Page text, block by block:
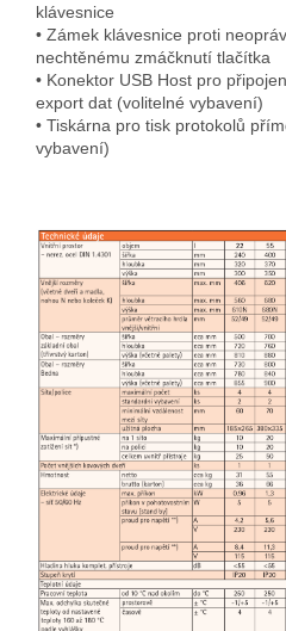
klávesnice
• Zámek klávesnice proti
nechtěnému zmáčknutí tlačítka
• Konektor USB Host pro
export dat (volitelné vybavení)
• Tiskárna pro tisk protokolů
vybavení)